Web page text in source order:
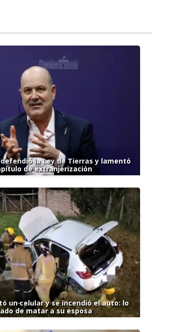
la Ley de Tierras y lamentó
de extranjerización
un celular y se incendió el auto: lo
de matar a su esposa